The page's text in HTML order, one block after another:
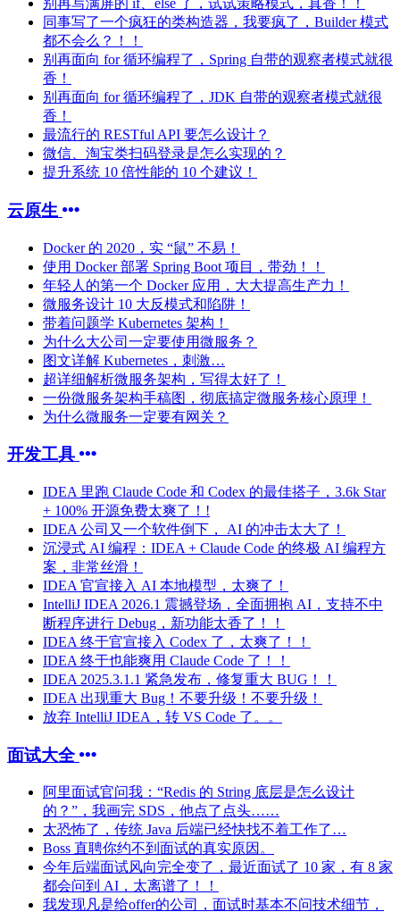
别再写满屏的 if、else 了，试试策略模式，真香！！
同事写了一个疯狂的类构造器，我要疯了，Builder 模式
都不会么？！！
别再面向 for 循环编程了，Spring 自带的观察者模式就很
香！
别再面向 for 循环编程了，JDK 自带的观察者模式就很
香！
最流行的 RESTful API 要怎么设计？
微信、淘宝类扫码登录是怎么实现的？
提升系统 10 倍性能的 10 个建议！
云原生
Docker 的 2020，实 “鼠” 不易！
使用 Docker 部署 Spring Boot 项目，带劲！！
年轻人的第一个 Docker 应用，大大提高生产力！
微服务设计 10 大反模式和陷阱！
带着问题学 Kubernetes 架构！
为什么大公司一定要使用微服务？
图文详解 Kubernetes，刺激…
超详细解析微服务架构，写得太好了！
一份微服务架构手稿图，彻底搞定微服务核心原理！
为什么微服务一定要有网关？
开发工具
IDEA 里跑 Claude Code 和 Codex 的最佳搭子，3.6k Star
+ 100% 开源免费太爽了！!
IDEA 公司又一个软件倒下， AI 的冲击太大了！
沉浸式 AI 编程：IDEA + Claude Code 的终极 AI 编程方
案，非常丝滑！
IDEA 官宣接入 AI 本地模型，太爽了！
IntelliJ IDEA 2026.1 震撼登场，全面拥抱 AI，支持不中
断程序进行 Debug，新功能太香了！！
IDEA 终于官宣接入 Codex 了，太爽了！！
IDEA 终于也能爽用 Claude Code 了！！
IDEA 2025.3.1.1 紧急发布，修复重大 BUG！！
IDEA 出现重大 Bug！不要升级！不要升级！
放弃 IntelliJ IDEA，转 VS Code 了。。
面试大全
阿里面试官问我：“Redis 的 String 底层是怎么设计
的？”，我画完 SDS，他点了点头……
太恐怖了，传统 Java 后端已经快找不着工作了…
Boss 直聘你约不到面试的真实原因。
今年后端面试风向完全变了，最近面试了 10 家，有 8 家
都会问到 AI，太离谱了！！
我发现凡是给offer的公司，面试时基本不问技术细节，